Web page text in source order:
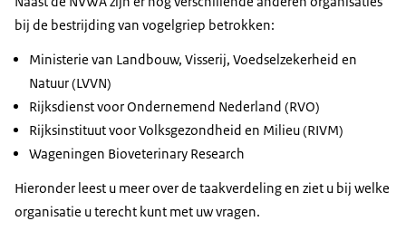
bij de bestrijding van vogelgriep betrokken:
Ministerie van Landbouw, Visserij, Voedselzekerheid en
Natuur (LVVN)
Rijksdienst voor Ondernemend Nederland (RVO)
Rijksinstituut voor Volksgezondheid en Milieu (RIVM)
Wageningen Bioveterinary Research
Hieronder leest u meer over de taakverdeling en ziet u bij welke
organisatie u terecht kunt met uw vragen.